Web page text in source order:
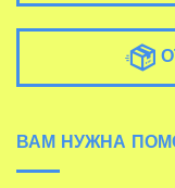
ВАМ НУЖНА